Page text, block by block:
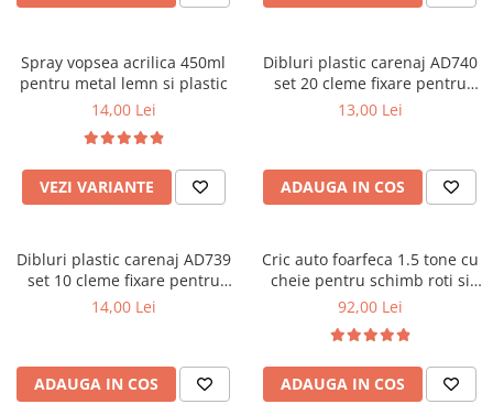
Carcase Chei Auto
Carcasa cheie Audi
Carcasa cheie Bmw
Carcasa Cheie Fiat
Carcasa Cheie Mercedes Benz
Carcasa Cheie Opel
Carcasa Cheie Skoda
Covorase MAN
Covorase MAZDA
Covorase MERCEDES
Covorase MINI
Covorase OPEL
Covorase PEUGEOT
Covorase RENAULT
Covorase SEAT
Sigurante Auto
Ventilator Auto
Lampi NR. INMATRICULARE
Lampi PLAFON
Lampi Logo PORTIERE
Lampi JANTE
Dispersoare Capac Lampa
Lanterne
Lumini de zi, DRL
Proiectoare Auto
Spray-uri / Solutii / Uleiuri de
Spray vopsea acrilica 450ml
pentru metal lemn si plastic
14,00 Lei
VEZI VARIANTE
Dibluri plastic carenaj AD740
set 20 cleme fixare pentru
tapiterie si interior auto
13,00 Lei
ADAUGA IN COS
Dibluri plastic carenaj AD739
set 10 cleme fixare pentru
tapiterie si interior auto
14,00 Lei
ADAUGA IN COS
Cric auto foarfeca 1.5 tone cu
cheie pentru schimb roti si
ridicare masina
92,00 Lei
ADAUGA IN COS